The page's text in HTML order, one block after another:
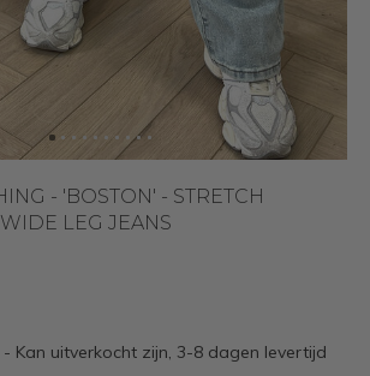
- 'BOSTON' - STRETCH
LEG JEANS
- Kan uitverkocht zijn, 3-8 dagen levertijd